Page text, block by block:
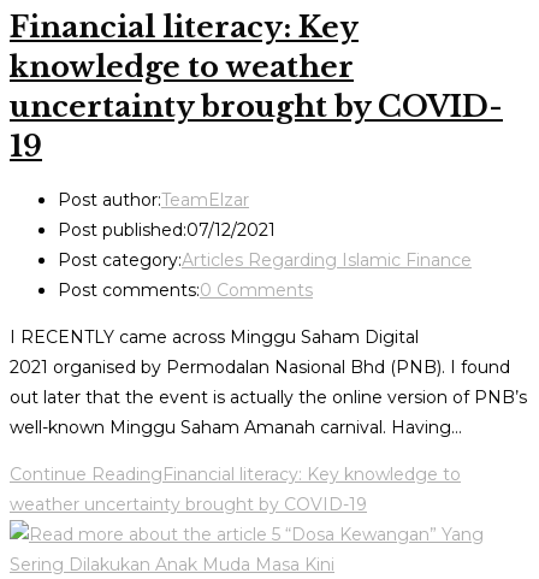
Financial literacy: Key
knowledge to weather
uncertainty brought by COVID-
19
Post author:TeamElzar
Post published:07/12/2021
Post category:Articles Regarding Islamic Finance
Post comments:0 Comments
I RECENTLY came across Minggu Saham Digital
2021 organised by Permodalan Nasional Bhd (PNB). I found
out later that the event is actually the online version of PNB’s
well-known Minggu Saham Amanah carnival. Having…
Continue Reading Financial literacy: Key knowledge to
weather uncertainty brought by COVID-19